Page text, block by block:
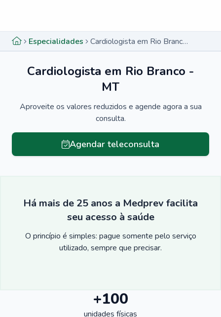
Especialidades Cardiologista em Rio Branco - MT
Cardiologista em Rio Branco -
MT
Aproveite os valores reduzidos e agende agora a sua
consulta.
Agendar teleconsulta
Há mais de 25 anos a Medprev facilita
seu acesso à saúde
O princípio é simples: pague somente pelo serviço
utilizado, sempre que precisar.
+100
unidades físicas